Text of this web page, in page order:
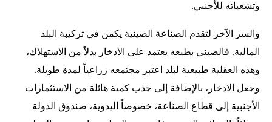
وتشعباته للأجنبي.
والسر الآخر لتقدم الصناعة الصينية يكمن في تركيبة البلد
المالية. فالصيني بطبعه يعتمد على الادخار بدلاً من الاستهلاك،
وهذه العقلية طبيعية لبلد اعتبر مجتمعه زراعياً لمدة طويلة.
وجعل الادخار، بالإضافة إلى جذب كمية هائلة من الاستثمارات
الأجنبية إلى قطاع الصناعة، خصوصاً اليدوية، صندوق الدولة